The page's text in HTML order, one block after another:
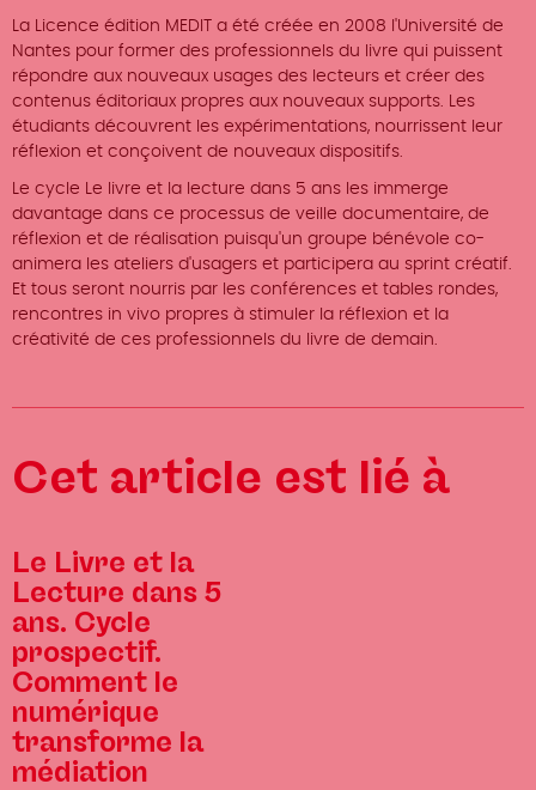
La Licence édition MEDIT a été créée en 2008 l'Université de
Nantes pour former des professionnels du livre qui puissent
répondre aux nouveaux usages des lecteurs et créer des
contenus éditoriaux propres aux nouveaux supports. Les
étudiants découvrent les expérimentations, nourrissent leur
réflexion et conçoivent de nouveaux dispositifs.
Le cycle Le livre et la lecture dans 5 ans les immerge
davantage dans ce processus de veille documentaire, de
réflexion et de réalisation puisqu'un groupe bénévole co-
animera les ateliers d'usagers et participera au sprint créatif.
Et tous seront nourris par les conférences et tables rondes,
rencontres in vivo propres à stimuler la réflexion et la
créativité de ces professionnels du livre de demain.
Cet article est lié à
Le Livre et la
Lecture dans 5
ans. Cycle
prospectif.
Comment le
numérique
transforme la
médiation